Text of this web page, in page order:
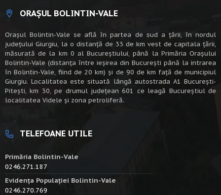
ORAȘUL BOLINTIN-VALE
Oraşul Bolintin-Vale se află în partea de sud a ţării, în nordul
judeţului Giurgiu, la o distanţă de 33 de km vest de capitala țării,
măsurată de la km 0 al Bucureștiului, până la Primăria Orașului
Bolintin-Vale (distanța între ieșirea din București până la intrarea
în Bolintin-Vale, fiind de 20 km) şi de 90 de km faţă de municipiul
Giurgiu. Localitatea este situată lângă autostrada A1 Bucureşti-
Piteşti, km 30, pe drumul judeţean 601 ce leagă Bucureştiul de
localitatea Videle şi zona petroliferă.
TELEFOANE UTILE
Primăria Bolintin-Vale
0246.271.187
Evidența Populației Bolintin-Vale
0246.270.769